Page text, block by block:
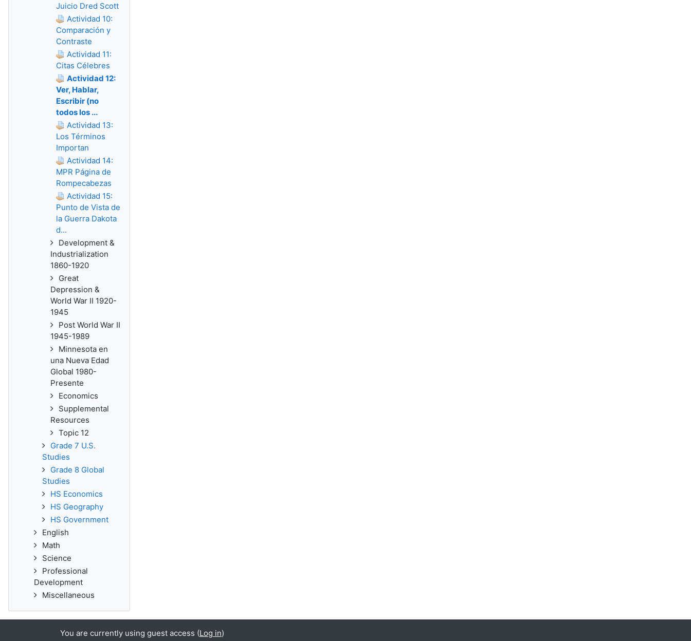
Juicio Dred Scott
Actividad 10:
Comparación y
Contraste
Actividad 11:
Citas Célebres
Actividad 12:
Ver, Hablar,
Escribir (no
todos los ...
Actividad 13:
Los Términos
Importan
Actividad 14:
MPR Página de
Rompecabezas
Actividad 15:
Punto de Vista de
la Guerra Dakota
d...
Development &
Industrialization
1860-1920
Great
Depression &
World War II 1920-
1945
Post World War II
1945-1989
Minnesota en
una Nueva Edad
Global 1980-
Presente
Economics
Supplemental
Resources
Topic 12
Grade 7 U.S.
Studies
Grade 8 Global
Studies
HS Economics
HS Geography
HS Government
English
Math
Science
Professional
Development
Miscellaneous
You are currently using guest access (Log in)